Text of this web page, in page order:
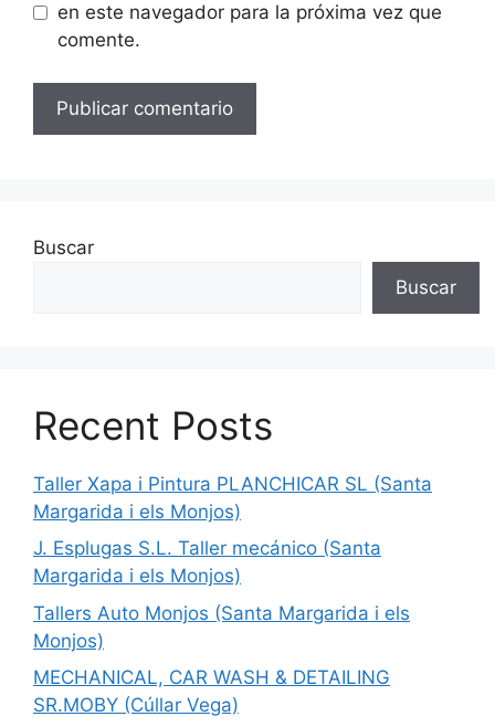
en este navegador para la próxima vez que
comente.
Buscar
Buscar
Recent Posts
Taller Xapa i Pintura PLANCHICAR SL (Santa
Margarida i els Monjos)
J. Esplugas S.L. Taller mecánico (Santa
Margarida i els Monjos)
Tallers Auto Monjos (Santa Margarida i els
Monjos)
MECHANICAL, CAR WASH & DETAILING
SR.MOBY (Cúllar Vega)